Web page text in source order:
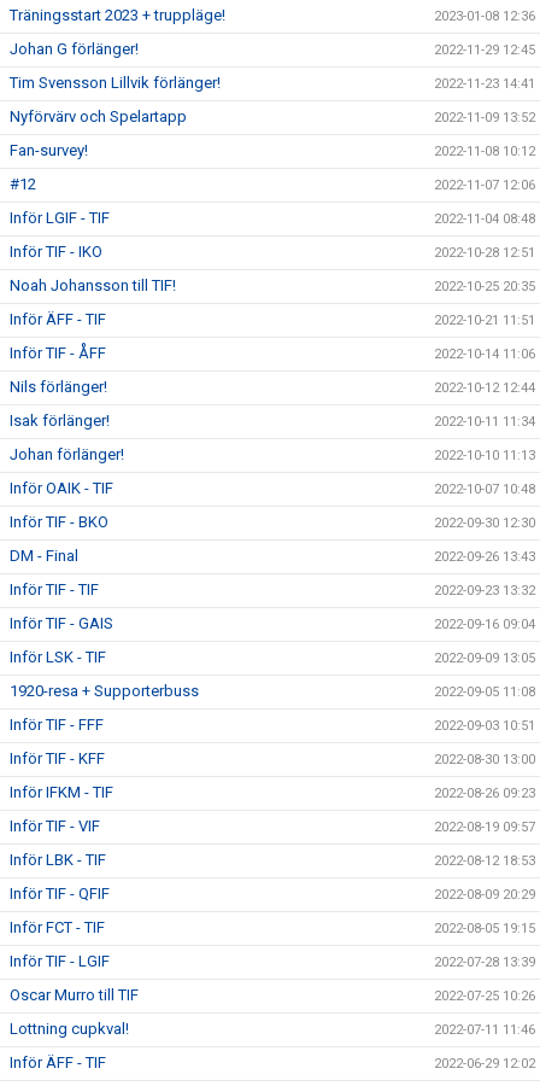
Träningsstart 2023 + truppläge! 2023-01-08 12:36
Johan G förlänger! 2022-11-29 12:45
Tim Svensson Lillvik förlänger! 2022-11-23 14:41
Nyförvärv och Spelartapp 2022-11-09 13:52
Fan-survey! 2022-11-08 10:12
#12 2022-11-07 12:06
Inför LGIF - TIF 2022-11-04 08:48
Inför TIF - IKO 2022-10-28 12:51
Noah Johansson till TIF! 2022-10-25 20:35
Inför ÄFF - TIF 2022-10-21 11:51
Inför TIF - ÅFF 2022-10-14 11:06
Nils förlänger! 2022-10-12 12:44
Isak förlänger! 2022-10-11 11:34
Johan förlänger! 2022-10-10 11:13
Inför OAIK - TIF 2022-10-07 10:48
Inför TIF - BKO 2022-09-30 12:30
DM - Final 2022-09-26 13:43
Inför TIF - TIF 2022-09-23 13:32
Inför TIF - GAIS 2022-09-16 09:04
Inför LSK - TIF 2022-09-09 13:05
1920-resa + Supporterbuss 2022-09-05 11:08
Inför TIF - FFF 2022-09-03 10:51
Inför TIF - KFF 2022-08-30 13:00
Inför IFKM - TIF 2022-08-26 09:23
Inför TIF - VIF 2022-08-19 09:57
Inför LBK - TIF 2022-08-12 18:53
Inför TIF - QFIF 2022-08-09 20:29
Inför FCT - TIF 2022-08-05 19:15
Inför TIF - LGIF 2022-07-28 13:39
Oscar Murro till TIF 2022-07-25 10:26
Lottning cupkval! 2022-07-11 11:46
Inför ÄFF - TIF 2022-06-29 12:02